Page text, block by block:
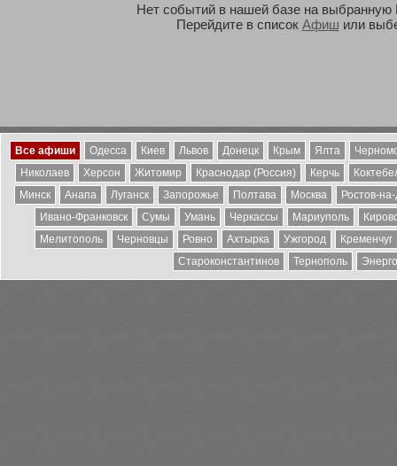
Нет событий в нашей базе на выбранную
Перейдите в список Афиш или
Все афиши Одесса Киев Львов Донецк Крым Ялта
Николаев
Херсон Житомир Краснодар (Россия) Керчь
Минск
Анапа Луганск Запорожье Полтава Москва
Ростов-
Ивано-Франковск
Сумы Умань Черкассы Мариуполь
Мелитополь
Черновцы Ровно Ахтырка Ужгород
Кременчуг
Староконстантинов
Тернополь